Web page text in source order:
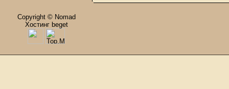
Copyright © Nomad
Хостинг beget